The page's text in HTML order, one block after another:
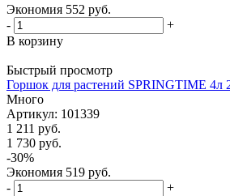
Экономия 552 руб.
-
+
В корзину
Быстрый просмотр
Горшок для растений SPRINGTIME 4л
Много
Артикул: 101339
1 211 руб.
1 730 руб.
-30%
Экономия 519 руб.
-
+